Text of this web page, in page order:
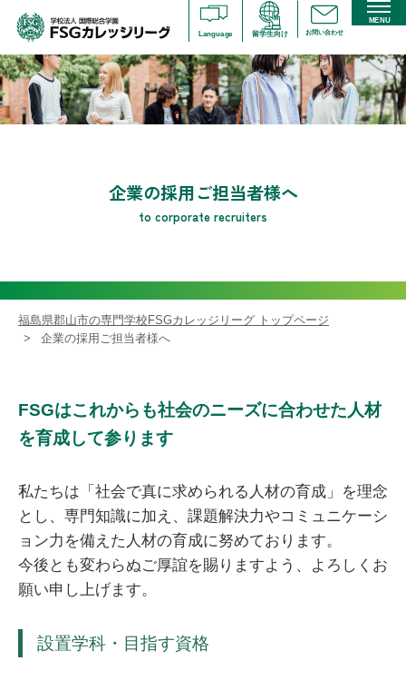
MENU
Language
留学生向け お問い合わせ
企業の採用ご担当者様へ
to corporate recruiters
福島県郡山市の専門学校FSGカレッジリーグ トップページ
企業の採用ご担当者様へ
FSGはこれからも社会のニーズに合わせた人材
を育成して参ります
私たちは「社会で真に求められる人材の育成」を理念
とし、専門知識に加え、課題解決力やコミュニケーシ
ョン力を備えた人材の育成に努めております。
今後とも変わらぬご厚誼を賜りますよう、よろしくお
願い申し上げます。
設置学科・目指す資格